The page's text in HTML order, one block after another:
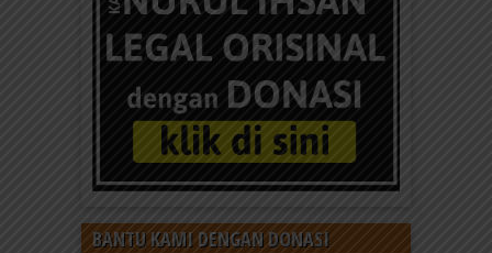
BANTU KAMI DENGAN DONASI